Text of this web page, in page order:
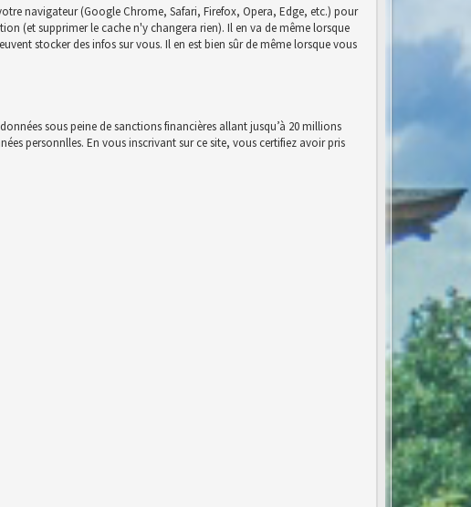
navigateur (Google Chrome, Safari, Firefox, Opera, Edge, etc.) pour
(et supprimer le cache n'y changera rien). Il en va de même lorsque
stocker des infos sur vous. Il en est bien sûr de même lorsque vous
sous peine de sanctions financières allant jusqu’à 20 millions
personnlles. En vous inscrivant sur ce site, vous certifiez avoir pris